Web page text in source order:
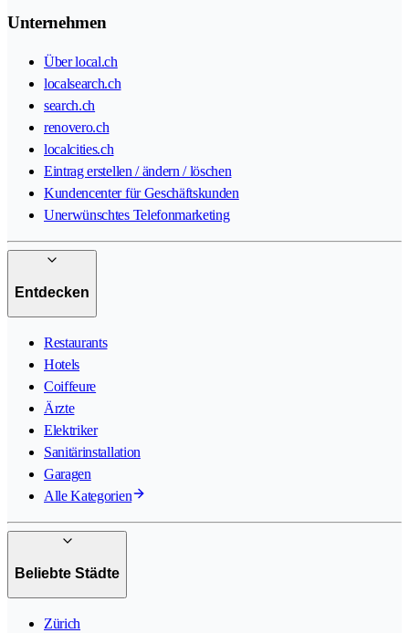
Unternehmen
Über local.ch
localsearch.ch
search.ch
renovero.ch
localcities.ch
Eintrag erstellen / ändern / löschen
Kundencenter für Geschäftskunden
Unerwünschtes Telefonmarketing
Entdecken
Restaurants
Hotels
Coiffeure
Ärzte
Elektriker
Sanitärinstallation
Garagen
Alle Kategorien
Beliebte Städte
Zürich